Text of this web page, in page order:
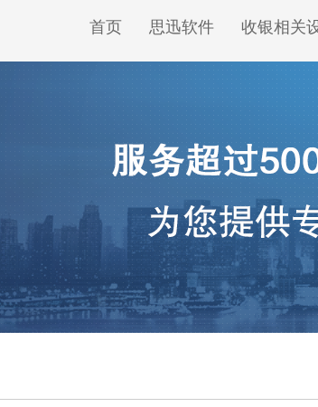
首页 思迅软件 收银相关